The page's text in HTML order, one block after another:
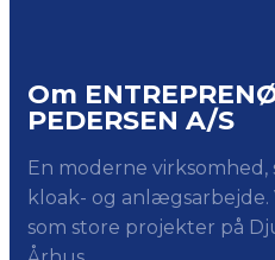
Om
PEDERSEN A/S
En moderne
kloak- og anlægsarbejde.
som store projekter på